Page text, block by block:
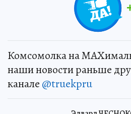
Комсомолка на
наши новости раньше
канале @truekpru